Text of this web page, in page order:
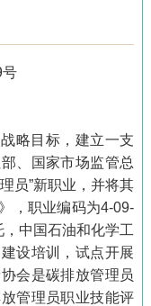
号
略目标，建立一支
、国家市场监管总
员”新职业，并将其
，职业编码为4-09-
中国石油和化学工
设培训，试点开展
会是碳排放管理员
管理员职业技能评